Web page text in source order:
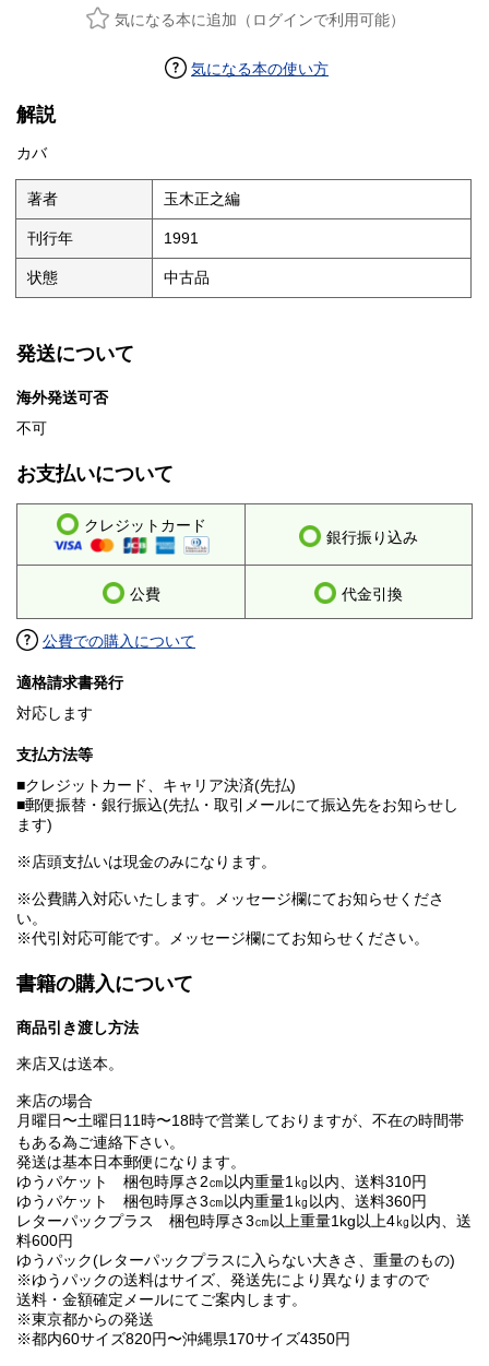
気になる本に追加（ログインで利用可能）
気になる本の使い方
解説
カバ
著者 玉木正之編
刊行年 1991
状態 中古品
発送について
海外発送可否
不可
お支払いについて
クレジットカード
銀行振り込み
公費 代金引換
公費での購入について
適格請求書発行
対応します
支払方法等
■クレジットカード、キャリア決済(先払)
■郵便振替・銀行振込(先払・取引メールにて振込先をお知らせし
ます)
※店頭支払いは現金のみになります。
※公費購入対応いたします。メッセージ欄にてお知らせくださ
い。
※代引対応可能です。メッセージ欄にてお知らせください。
書籍の購入について
商品引き渡し方法
来店又は送本。
来店の場合
月曜日〜土曜日11時〜18時で営業しておりますが、不在の時間帯
もある為ご連絡下さい。
発送は基本日本郵便になります。
ゆうパケット 梱包時厚さ2㎝以内重量1㎏以内、送料310円
ゆうパケット 梱包時厚さ3㎝以内重量1㎏以内、送料360円
レターパックプラス 梱包時厚さ3㎝以上重量1kg以上4㎏以内、送
料600円
ゆうパック(レターパックプラスに入らない大きさ、重量のもの)
※ゆうパックの送料はサイズ、発送先により異なりますので
送料・金額確定メールにてご案内します。
※東京都からの発送
※都内60サイズ820円〜沖縄県170サイズ4350円